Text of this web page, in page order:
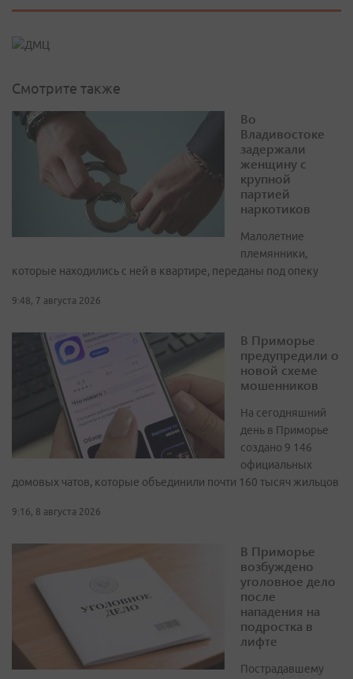
Смотрите также
Во
Владивостоке
задержали
женщину с
крупной
партией
наркотиков
Малолетние
племянники,
которые находились с ней в квартире, переданы под опеку
9:48, 7 августа 2026
В Приморье
предупредили о
новой схеме
мошенников
На сегодняшний
день в Приморье
создано 9 146
официальных
домовых чатов, которые объединили почти 160 тысяч жильцов
9:16, 8 августа 2026
В Приморье
возбуждено
уголовное дело
после
нападения на
подростка в
лифте
Пострадавшему